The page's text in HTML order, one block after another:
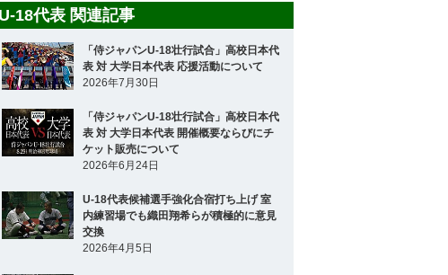
U-18代表 関連記事
「侍ジャパンU-18壮行試合」高校日本代
表 対 大学日本代表 応援活動について
2026年7月30日
「侍ジャパンU-18壮行試合」高校日本代
表 対 大学日本代表 開催概要ならびにチ
ケット販売について
2026年6月24日
U-18代表候補選手強化合宿打ち上げ 室
内練習場でも織田翔希らが積極的に意見
交換
2026年4月5日